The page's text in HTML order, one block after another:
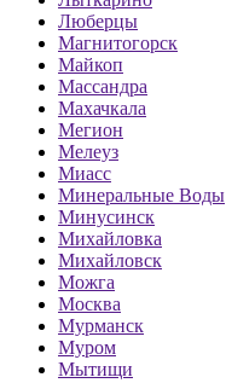
Люберцы
Магнитогорск
Майкоп
Массандра
Махачкала
Мегион
Мелеуз
Миасс
Минеральные Воды
Минусинск
Михайловка
Михайловск
Можга
Москва
Мурманск
Муром
Мытищи